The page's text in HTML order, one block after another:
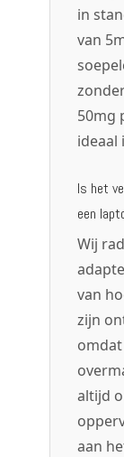
in
van
50mg
ideaal
Is het
een
Wij
van
zijn
altijd
aan